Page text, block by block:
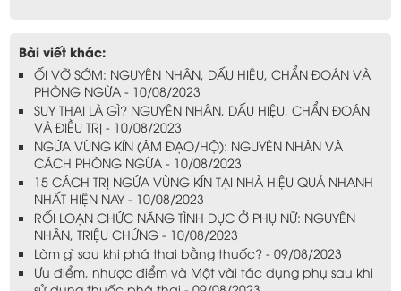
Bài viết khác:
ỐI VỠ SỚM: NGUYÊN NHÂN, DẤU HIỆU, CHẨN ĐOÁN VÀ
PHÒNG NGỪA - 10/08/2023
SUY THAI LÀ GÌ? NGUYÊN NHÂN, DẤU HIỆU, CHẨN ĐOÁN
VÀ ĐIỀU TRỊ - 10/08/2023
NGỨA VÙNG KÍN (ÂM ĐẠO/HỘ): NGUYÊN NHÂN VÀ
CÁCH PHÒNG NGỪA - 10/08/2023
15 CÁCH TRỊ NGỨA VÙNG KÍN TẠI NHÀ HIỆU QUẢ NHANH
NHẤT HIỆN NAY - 10/08/2023
RỐI LOẠN CHỨC NĂNG TÌNH DỤC Ở PHỤ NỮ: NGUYÊN
NHÂN, TRIỆU CHỨNG - 10/08/2023
Làm gì sau khi phá thai bằng thuốc? - 09/08/2023
Ưu điểm, nhược điểm và Một vài tác dụng phụ sau khi